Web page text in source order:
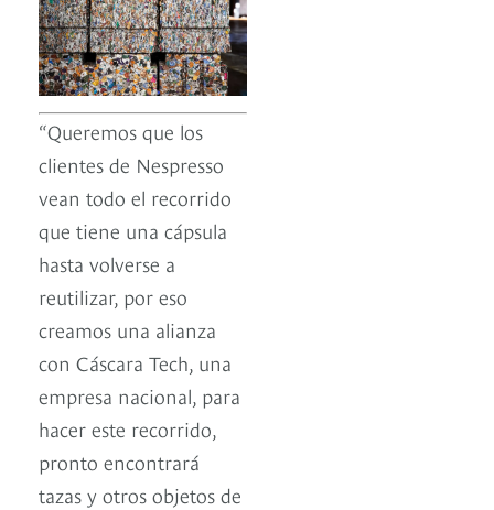
“Queremos que los
clientes de Nespresso
vean todo el recorrido
que tiene una cápsula
hasta volverse a
reutilizar, por eso
creamos una alianza
con Cáscara Tech, una
empresa nacional, para
hacer este recorrido,
pronto encontrará
tazas y otros objetos de